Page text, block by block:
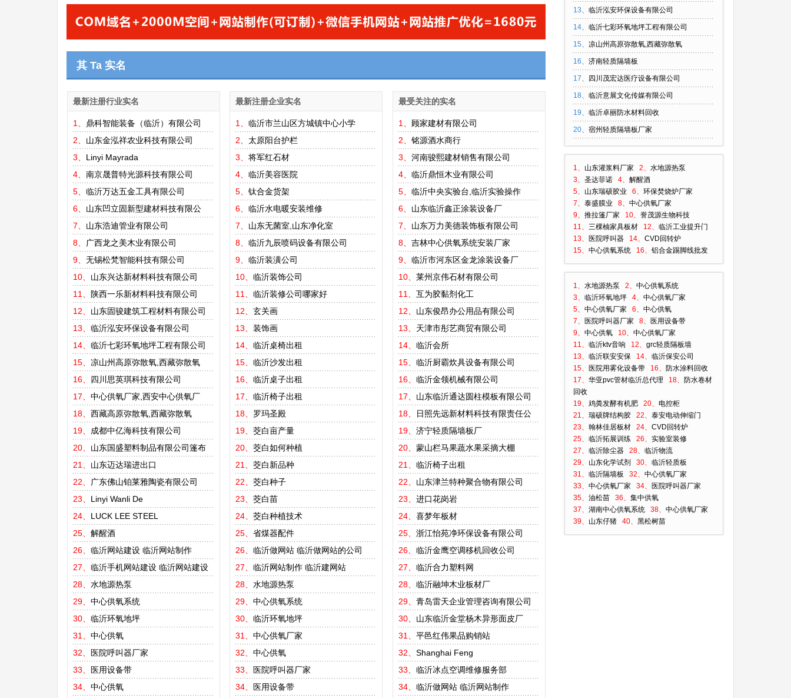
其 Ta 实名
最新注册行业实名
1、 鼎科智能装备（临沂）有限公司
2、 山东金泓祥农业科技有限公司
3、 Linyi Mayrada
4、 南京晟普特光源科技有限公司
5、 临沂万达五金工具有限公司
6、 山东凹立固新型建材科技有限公
7、 山东浩迪管业有限公司
8、
广西龙之美木业有限公司
9、 无锡松梵智能科技有限公司
10、 山东兴达新材料科技有限公司
11、
陕西一乐新材料科技有限公司
12、 山东固骏建筑工程材料有限公司
13、 临沂泓安环保设备有限公司
14、 临沂七彩环氧地坪工程有限公司
15、 凉山州高原弥散氧,西藏弥散氧
16、 四川思英琪科技有限公司
17、 中心供氧厂家,西安中心供氧厂
18、 西藏高原弥散氧,西藏弥散氧
19、 成都中亿海科技有限公司
20、 山东国盛塑料制品有限公司篷布
21、 山东迈达瑞进出口
22、
广东佛山铂莱雅陶瓷有限公司
23、 Linyi Wanli De
24、 LUCK LEE STEEL
25、 解醒酒
26、 临沂网站建设 临沂网站制作
27、 临沂手机网站建设 临沂网站建设
28、 水地源热泵
29、 中心供氧系统
30、 临沂环氧地坪
31、 中心供氧
32、
医院呼叫器厂家
33、
医用设备带
34、 中心供氧
最新注册企业实名
1、 临沂市兰山区方城镇中心小学
2、 太原阳台护栏
3、 将军红石材
4、 临沂美容医院
5、 钛合金货架
6、 临沂水电暖安装维修
7、 山东无菌室,山东净化室
8、 临沂九辰喷码设备有限公司
9、 临沂装潢公司
10、 临沂装饰公司
11、 临沂装修公司哪家好
12、 玄关画
13、 装饰画
14、 临沂桌椅出租
15、 临沂沙发出租
16、 临沂桌子出租
17、 临沂椅子出租
18、 罗玛圣殿
19、 茭白亩产量
20、 茭白如何种植
21、 茭白新品种
22、 茭白种子
23、 茭白苗
24、 茭白种植技术
25、 省煤器配件
26、 临沂做网站 临沂做网站的公司
27、 临沂网站制作 临沂建网站
28、 水地源热泵
29、 中心供氧系统
30、 临沂环氧地坪
31、 中心供氧厂家
32、 中心供氧
33、
医院呼叫器厂家
34、
医用设备带
最受关注的实名
1、
顾家建材有限公司
2、 铭源酒水商行
3、 河南骏熙建材销售有限公司
4、 临沂鼎恒木业有限公司
5、 临沂中央实验台,临沂实验操作
6、 山东临沂鑫正涂装设备厂
7、 山东万力美德装饰板有限公司
8、 吉林中心供氧系统安装厂家
9、 临沂市河东区金龙涂装设备厂
10、 莱州京伟石材有限公司
11、 互为胶黏剂化工
12、 山东俊昂办公用品有限公司
13、 天津市彤艺商贸有限公司
14、 临沂会所
15、 临沂厨霸炊具设备有限公司
16、 临沂金领机械有限公司
17、 山东临沂通达圆柱模板有限公司
18、
日照先远新材料科技有限责任公
19、 济宁轻质隔墙板厂
20、 蒙山栏马果蔬水果采摘大棚
21、 临沂椅子出租
22、 山东津兰特种聚合物有限公司
23、 进口花岗岩
24、 喜梦年板材
25、 浙江怡苑净环保设备有限公司
26、 临沂金鹰空调移机回收公司
27、 临沂合力塑料网
28、 临沂融坤木业板材厂
29、 青岛雷天企业管理咨询有限公司
30、 山东临沂金堂杨木异形面皮厂
31、 平邑红伟果品购销站
32、 Shanghai Feng
33、 临沂冰点空调维修服务部
34、 临沂做网站 临沂网站制作
13、 临沂泓安环保设备有限公司
14、 临沂七彩环氧地坪工程有限公司
15、 凉山州高原弥散氧,西藏弥散氧
16、 济南轻质隔墙板
17、 四川茂宏达医疗设备有限公司
18、 临沂意展文化传媒有限公司
19、 临沂卓丽防水材料回收
20、 宿州轻质隔墙板厂家
1、 山东灌浆料厂家 2、 水地源热泵
3、 圣达菲诺 4、 解醒酒
5、 山东瑞硕胶业 6、 环保焚烧炉厂家
7、 泰盛膜业 8、 中心供氧厂家
9、 推拉篷厂家 10、 誉茂源生物科技
11、 三棵柚家具板材 12、 临沂工业提升门
13、
医院呼叫器 14、 CVD回转炉
15、 中心供氧系统 16、 铝合金踢脚线批发
1、 水地源热泵 2、 中心供氧系统
3、 临沂环氧地坪 4、 中心供氧厂家
5、 中心供氧厂家 6、 中心供氧
7、
医院呼叫器厂家 8、
医用设备带
9、 中心供氧 10、 中心供氧厂家
11、 临沂ktv音响 12、 grc轻质隔板墙
13、 临沂联安安保 14、 临沂保安公司
15、
医院用雾化设备带 16、 防水涂料回收
17、 华亚pvc管材临沂总代理 18、 防水卷材
回收
19、 鸡粪发酵有机肥 20、 电控柜
21、 瑞硕牌结构胶 22、 泰安电动伸缩门
23、 翰林佳居板材 24、 CVD回转炉
25、 临沂拓展训练 26、 实验室装修
27、 临沂除尘器 28、 临沂物流
29、 山东化学试剂 30、 临沂轻质板
31、 临沂隔墙板 32、 中心供氧厂家
33、 中心供氧厂家 34、
医院呼叫器厂家
35、 油松苗 36、 集中供氧
37、 湖南中心供氧系统 38、 中心供氧厂家
39、 山东仔猪 40、 黑松树苗